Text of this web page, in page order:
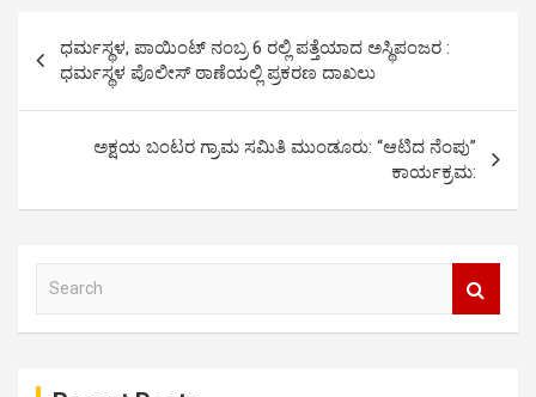
s
a
g
ಧರ್ಮಸ್ಥಳ, ಪಾಯಿಂಟ್ ನಂಬ್ರ 6 ರಲ್ಲಿ ಪತ್ತೆಯಾದ ಅಸ್ಥಿಪಂಜರ :
ಧರ್ಮಸ್ಥಳ ಪೊಲೀಸ್ ಠಾಣೆಯಲ್ಲಿ ಪ್ರಕರಣ ದಾಖಲು
ಅಕ್ಷಯ ಬಂಟರ ಗ್ರಾಮ ಸಮಿತಿ ಮುಂಡೂರು: “ಆಟಿದ ನೆಂಪು‌”
ಕಾರ್ಯಕ್ರಮ: